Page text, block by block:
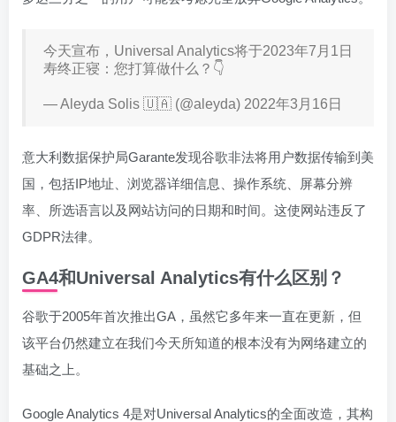
今天宣布，Universal Analytics将于2023年7月1日
寿终正寝：您打算做什么？👇
— Aleyda Solis 🇺🇦 (@aleyda) 2022年3月16日
意大利数据保护局Garante发现谷歌非法将用户数据传输到美
国，包括IP地址、浏览器详细信息、操作系统、屏幕分辨
率、所选语言以及网站访问的日期和时间。这使网站违反了
GDPR法律。
GA4和Universal Analytics有什么区别？
谷歌于2005年首次推出GA，虽然它多年来一直在更新，但
该平台仍然建立在我们今天所知道的根本没有为网络建立的
基础之上。
Google Analytics 4是对Universal Analytics的全面改造，其构